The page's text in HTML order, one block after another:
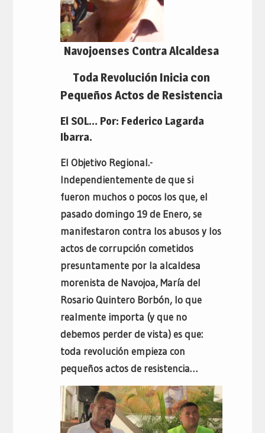
Navojoenses Contra Alcaldesa
Toda Revolución Inicia con
Pequeños Actos de Resistencia
El SOL… Por: Federico Lagarda
Ibarra.
El Objetivo Regional.-
Independientemente de que si
fueron muchos o pocos los que, el
pasado domingo 19 de Enero, se
manifestaron contra los abusos y los
actos de corrupción cometidos
presuntamente por la alcaldesa
morenista de Navojoa, María del
Rosario Quintero Borbón, lo que
realmente importa (y que no
debemos perder de vista) es que:
toda revolución empieza con
pequeños actos de resistencia…